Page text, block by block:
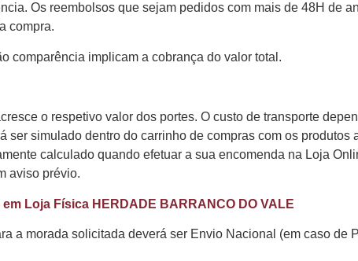
Os reembolsos que sejam pedidos com mais de 48H de
compra.
comparência implicam a cobrança do valor total.
o respetivo valor dos portes. O custo de transporte
ser simulado dentro do carrinho de compras com os
calculado quando efetuar a sua encomenda na Loja
aviso prévio.
Loja Física HERDADE BARRANCO DO VALE
a morada solicitada deverá ser Envio Nacional (em caso de